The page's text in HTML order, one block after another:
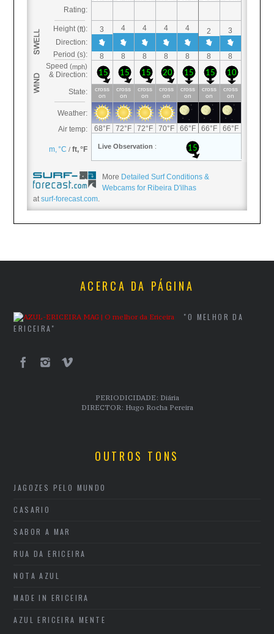
More Detailed Surf Conditions &
Webcams for Ribeira D'ilhas
atsurf-forecast.com.
ACERCA DA PÁGINA
"O MELHOR DA
ERICEIRA"
PERIODICIDADE: Diária
DIRECTOR: Hugo Rocha Pereira
OUTROS TONS
JAGOZES PELO MUNDO
CASARIO
SABOR A MAR
RUA DA ERICEIRA
NOTA AZUL
MADE IN ERICEIRA
AZUL ERICEIRA MENTE